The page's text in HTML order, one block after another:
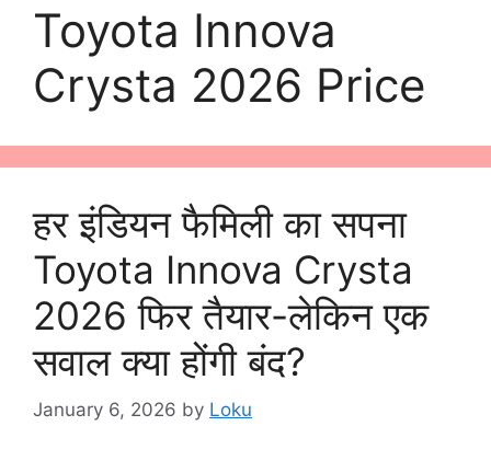
Toyota Innova
Crysta 2026 Price
हर इंडियन फैमिली का सपना
Toyota Innova Crysta
2026 फिर तैयार-लेकिन एक
सवाल क्या होंगी बंद?
January 6, 2026 by Loku